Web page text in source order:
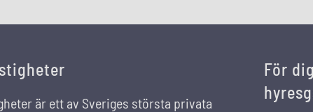
är ett av Sveriges största privata
För